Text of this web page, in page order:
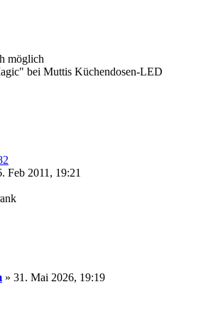
möglich
bei Muttis Küchendosen-LED
Feb 2011, 19:21
» 31. Mai 2026, 19:19